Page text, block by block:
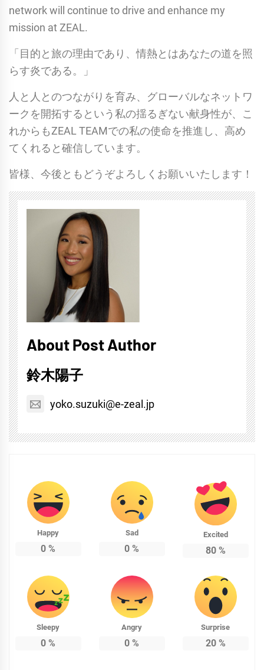
network will continue to drive and enhance my
mission at ZEAL.
「目的と旅の理由であり、情熱とはあなたの道を照
らす炎である。」
人と人とのつながりを育み、グローバルなネットワ
ークを開拓するという私の揺るぎない献身性が、こ
れからもZEAL TEAMでの私の使命を推進し、高め
てくれると確信しています。
皆様、今後ともどうぞよろしくお願いいたします！
About Post Author
鈴木陽子
yoko.suzuki@e-zeal.jp
Happy
0 %
Sad
0 %
Excited
80%
Sleepy
0 %
Angry
0 %
Surprise
20%